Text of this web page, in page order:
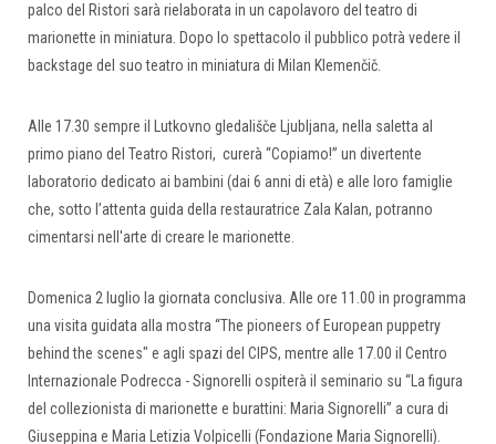
palco del Ristori sarà rielaborata in un capolavoro del teatro di
marionette in miniatura. Dopo lo spettacolo il pubblico potrà vedere il
backstage del suo teatro in miniatura di Milan Klemenčič.
Alle 17.30 sempre il Lutkovno gledališče Ljubljana, nella saletta al
primo piano del Teatro Ristori, curerà “Copiamo!” un divertente
laboratorio dedicato ai bambini (dai 6 anni di età) e alle loro famiglie
che, sotto l’attenta guida della restauratrice Zala Kalan, potranno
cimentarsi nell'arte di creare le marionette.
Domenica 2 luglio la giornata conclusiva. Alle ore 11.00 in programma
una visita guidata alla mostra “The pioneers of European puppetry
behind the scenes" e agli spazi del CIPS, mentre alle 17.00 il Centro
Internazionale Podrecca - Signorelli ospiterà il seminario su “La figura
del collezionista di marionette e burattini: Maria Signorelli” a cura di
Giuseppina e Maria Letizia Volpicelli (Fondazione Maria Signorelli).